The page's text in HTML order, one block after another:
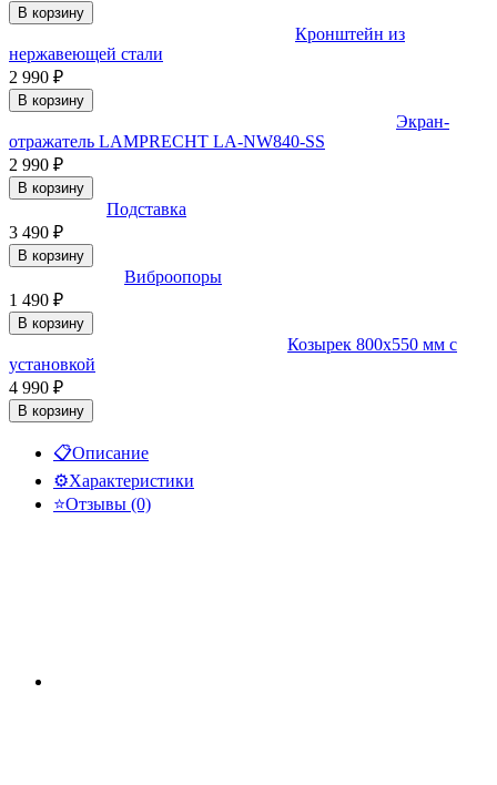
В корзину
Кронштейн из
нержавеющей стали
2 990 ₽
В корзину
Экран-
отражатель LAMPRECHT LA-NW840-SS
2 990 ₽
В корзину
Подставка
3 490 ₽
В корзину
Виброопоры
1 490 ₽
В корзину
Козырек 800x550 мм с
установкой
4 990 ₽
В корзину
📋Описание
⚙️Характеристики
⭐Отзывы (0)